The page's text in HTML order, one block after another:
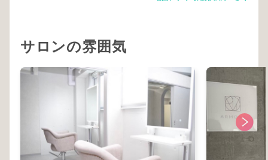
サロンの雰囲気